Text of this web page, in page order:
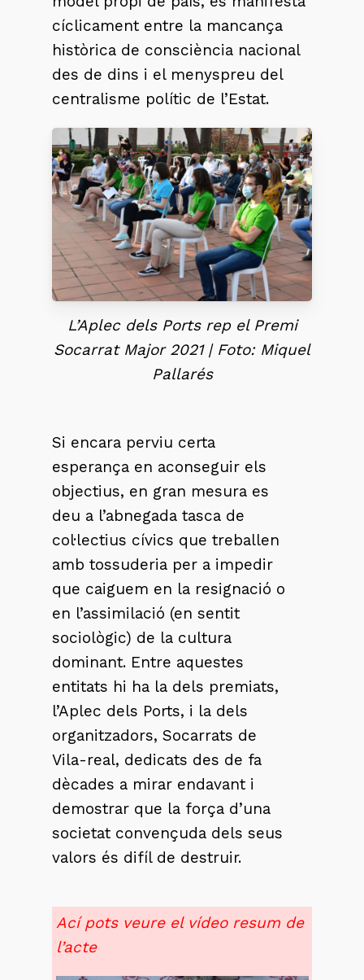
cíclicament entre la mancança
històrica de consciència nacional
des de dins i el menyspreu del
centralisme polític de l’Estat.
L’Aplec dels Ports rep el Premi
Socarrat Major 2021 | Foto: Miquel
Pallarés
Si encara perviu certa
esperança en aconseguir els
objectius, en gran mesura es
deu a l’abnegada tasca de
col·lectius cívics que treballen
amb tossuderia per a impedir
que caiguem en la resignació o
en l’assimilació (en sentit
sociològic) de la cultura
dominant. Entre aquestes
entitats hi ha la dels premiats,
l’Aplec dels Ports, i la dels
organitzadors, Socarrats de
Vila-real, dedicats des de fa
dècades a mirar endavant i
demostrar que la força d’una
societat convençuda dels seus
valors és difíl de destruir.
Ací pots veure el vídeo resum de
l’acte